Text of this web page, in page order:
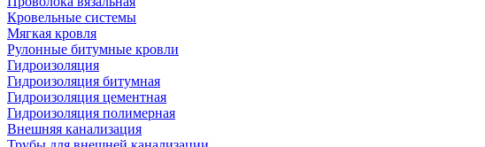
Кровельные системы
Мягкая кровля
Рулонные битумные кровли
Гидроизоляция
Гидроизоляция битумная
Гидроизоляция цементная
Гидроизоляция полимерная
Внешняя канализация